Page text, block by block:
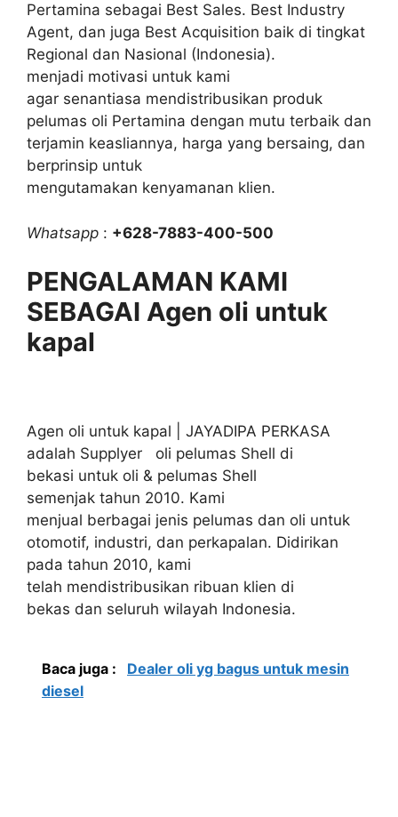
Pertamina sebagai Best Sales. Best Industry
Agent, dan juga Best Acquisition baik di tingkat
Regional dan Nasional (Indonesia).
menjadi motivasi untuk kami
agar senantiasa mendistribusikan produk
pelumas oli Pertamina dengan mutu terbaik dan
terjamin keasliannya, harga yang bersaing, dan
berprinsip untuk
mengutamakan kenyamanan klien.
Whatsapp : +628-7883-400-500
PENGALAMAN KAMI
SEBAGAI Agen oli untuk
kapal
Agen oli untuk kapal | JAYADIPA PERKASA
adalah Supplyer oli pelumas Shell di
bekasi untuk oli & pelumas Shell
semenjak tahun 2010. Kami
menjual berbagai jenis pelumas dan oli untuk
otomotif, industri, dan perkapalan. Didirikan
pada tahun 2010, kami
telah mendistribusikan ribuan klien di
bekas dan seluruh wilayah Indonesia.
Baca juga :
Dealer oli yg bagus untuk mesin
diesel